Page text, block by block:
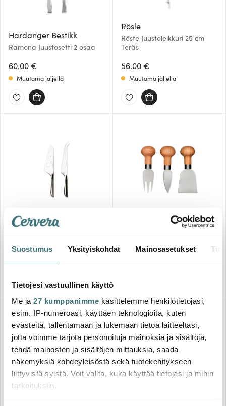
Suostumus Yksityiskohdat Mainosasetukset
Tietojesi vastuullinen käyttö
Me ja 27 kumppanimme käsittelemme henkilötietojasi,
esim. IP-numeroasi, käyttäen teknologioita, kuten
evästeitä, tallentamaan ja lukemaan tietoa laitteeltasi,
jotta voimme tarjota personoituja mainoksia ja sisältöjä,
tehdä mainosten ja sisältöjen mittauksia, saada
näkemyksiä kohdeyleisöstä sekä tuotekehitykseen
liittyvistä syistä. Voit valita, kuka käyttää tietojasi ja mihin
tarkoituksiin.
Hardanger Bestikk
Ramona Juustosetti 2 osaa
60.00 €
Muutama jäljellä
Rösle
Röste Juustoleikkuri 25 cm
Teräs
56.00 €
Muutama jäljellä
Hardanger Bestikk
89.00 €
Saatavilla
Nature Juustoveitsisetti 3
28.00 €